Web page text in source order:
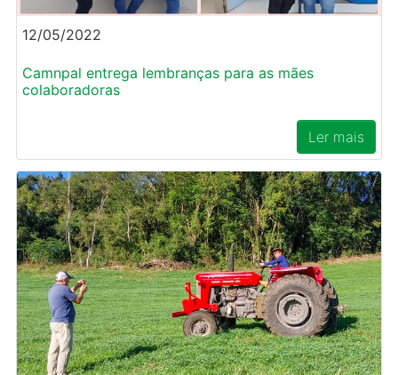
12/05/2022
Camnpal entrega lembranças para as mães
colaboradoras
Ler mais